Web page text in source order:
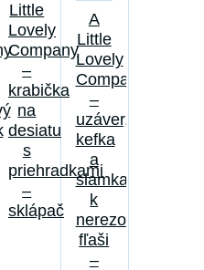
Little
Lovely
Company
–
krabička
na
desiatu
s
priehradkami
–
sklápač
A
Little
Lovely
Company
–
uzáver,
kefka
a
slamka
k
nerezovej
fľaši
–